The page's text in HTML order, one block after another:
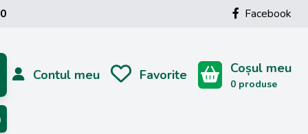
Facebook
Contul meu Favorite Coșul meu
0 produse